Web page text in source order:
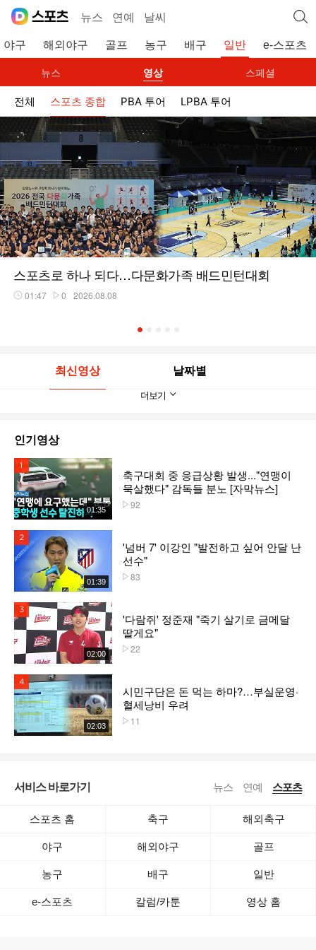
뉴스 연예 날씨
야구 해외야구 골프 농구 배구 일반 e-스포츠
뉴스 영상 스페셜
전체 스포츠 종합 PBA 투어 LPBA 투어
스포츠로 하나 되다…다문화가족 배드민턴대회
01:47 0 2026.08.08
최신영상 날짜별
더보기
인기영상
01:35
축구대회 중 응급상황 발생..."연맹이
묵살했다" 감독들 분노 [자막뉴스]
92
01:39
'넘버 7' 이강인 "발전하고 싶어 안달 난
선수"
83
02:00
'다람쥐' 정준재 "죽기 살기로 금메달
딸게요"
22
02:03
시민구단은 돈 먹는 하마?…부실운영·
혈세낭비 우려
11
서비스 바로가기 뉴스 연예 스포츠
스포츠 홈 축구 해외축구
야구 해외야구 골프
농구 배구 일반
e-스포츠 칼럼/카툰 영상 홈